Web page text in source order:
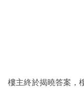
樓主終於揭曉答案，